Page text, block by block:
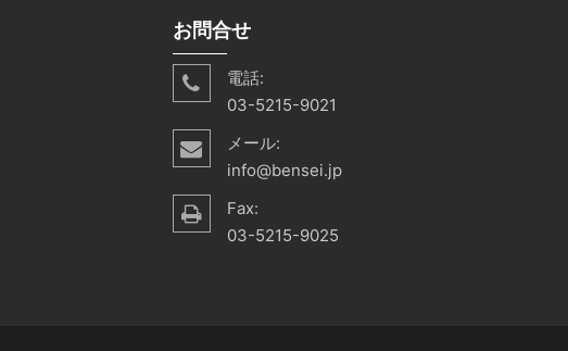
お問合せ
電話:
03-5215-9021
メール:
info@bensei.jp
Fax:
03-5215-9025